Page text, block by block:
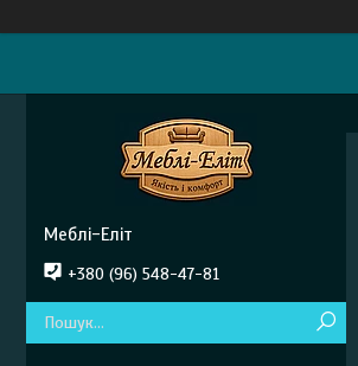
Меблі-Еліт
+380 (96) 548-47-81